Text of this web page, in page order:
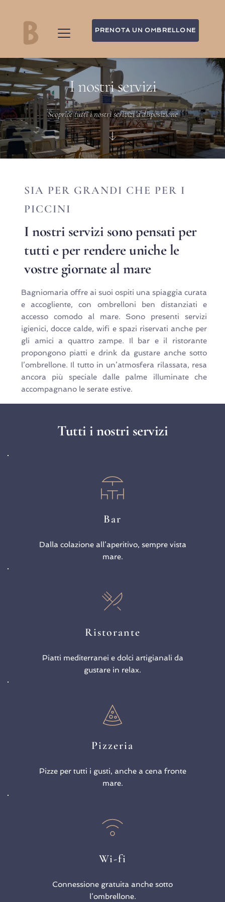
PRENOTA UN OMBRELLONE
I nostri servizi
Scoprite tutti i nostri serivizi a disposizione
SIA PER GRANDI CHE PER I
PICCINI
I nostri servizi sono pensati per
tutti e per rendere uniche le
vostre giornate al mare
Bagniomaria offre ai suoi ospiti una spiaggia curata
e accogliente, con ombrelloni ben distanziati e
accesso comodo al mare. Sono presenti servizi
igienici, docce calde, wifi e spazi riservati anche per
gli amici a quattro zampe. Il bar e il ristorante
propongono piatti e drink da gustare anche sotto
l’ombrellone. Il tutto in un’atmosfera rilassata, resa
ancora più speciale dalle palme illuminate che
accompagnano le serate estive.
Tutti i nostri servizi
Bar
Dalla colazione all’aperitivo, sempre vista
mare.
Ristorante
Piatti mediterranei e dolci artigianali da
gustare in relax.
Pizzeria
Pizze per tutti i gusti, anche a cena fronte
mare.
Wi-fi
Connessione gratuita anche sotto
l’ombrellone.